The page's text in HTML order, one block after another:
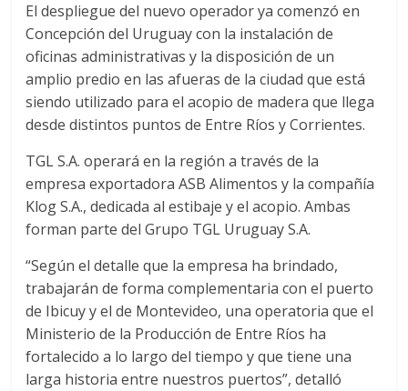
El despliegue del nuevo operador ya comenzó en
Concepción del Uruguay con la instalación de
oficinas administrativas y la disposición de un
amplio predio en las afueras de la ciudad que está
siendo utilizado para el acopio de madera que llega
desde distintos puntos de Entre Ríos y Corrientes.
TGL S.A. operará en la región a través de la
empresa exportadora ASB Alimentos y la compañía
Klog S.A., dedicada al estibaje y el acopio. Ambas
forman parte del Grupo TGL Uruguay S.A.
“Según el detalle que la empresa ha brindado,
trabajarán de forma complementaria con el puerto
de Ibicuy y el de Montevideo, una operatoria que el
Ministerio de la Producción de Entre Ríos ha
fortalecido a lo largo del tiempo y que tiene una
larga historia entre nuestros puertos”, detalló